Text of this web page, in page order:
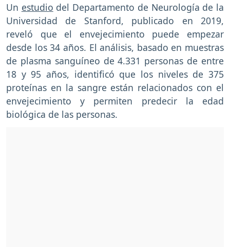
Un estudio del Departamento de Neurología de la
Universidad de Stanford, publicado en 2019,
reveló que el envejecimiento puede empezar
desde los 34 años. El análisis, basado en muestras
de plasma sanguíneo de 4.331 personas de entre
18 y 95 años, identificó que los niveles de 375
proteínas en la sangre están relacionados con el
envejecimiento y permiten predecir la edad
biológica de las personas.